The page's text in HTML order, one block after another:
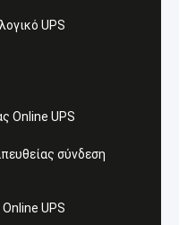
UPS
Online UPS
σύνδεση
UPS